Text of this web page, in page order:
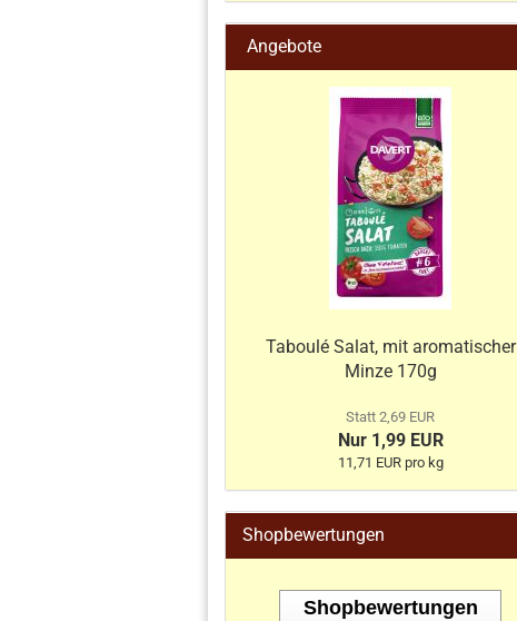
Angebote
Taboulé Salat, mit aromatischer
Minze 170g
Statt 2,69 EUR
Nur 1,99 EUR
11,71 EUR pro kg
Shopbewertungen
Shopbewertungen